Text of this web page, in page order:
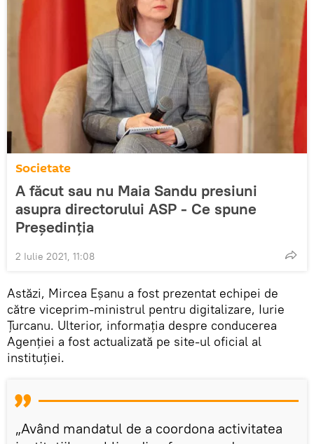
Societate
A făcut sau nu Maia Sandu presiuni
asupra directorului ASP - Ce spune
Președinția
2 Iulie 2021, 11:08
Astăzi, Mircea Eșanu a fost prezentat echipei de
către viceprim-ministrul pentru digitalizare, Iurie
Țurcanu. Ulterior, informația despre conducerea
Agenției a fost actualizată pe site-ul oficial al
instituției.
„Având mandatul de a coordona activitatea